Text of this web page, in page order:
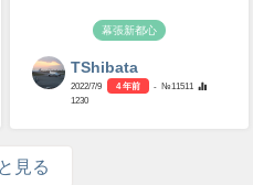
幕張新都心
TShibata
2022/7/9 4 年前
- №11511
1230
見る